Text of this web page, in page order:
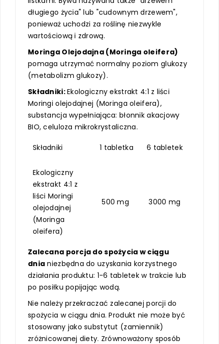
długiego życia" lub "cudownym drzewem",
ponieważ uchodzi za roślinę niezwykle
wartościową i zdrową.
Moringa Olejodajna (Moringa oleifera)
pomaga utrzymać normalny poziom glukozy
(metabolizm glukozy).
Składniki:Ekologiczny ekstrakt 4:1 z liści
Moringi olejodajnej (Moringa oleifera),
substancja wypełniająca: błonnik akacjowy
BIO, celuloza mikrokrystaliczna.
Składniki 1 tabletka 6 tabletek
Ekologiczny
ekstrakt 4:1 z
liści Moringi
olejodajnej
(Moringa
oleifera)
500 mg 3000 mg
Zalecana porcja do spożycia w ciągu
dnia niezbędna do uzyskania korzystnego
działania produktu: 1-6 tabletek w trakcie lub
po posiłku popijając wodą.
Nie należy przekraczać zalecanej porcji do
spożycia w ciągu dnia. Produkt nie może być
stosowany jako substytut (zamiennik)
zróżnicowanej diety. Zrównoważony sposób